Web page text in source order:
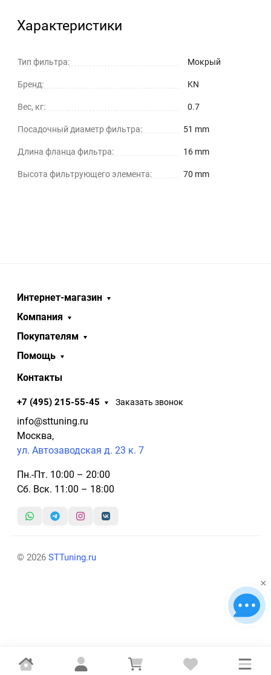
Характеристики
Тип фильтра: Мокрый
Бренд: KN
Вес, кг: 0.7
Посадочный диаметр фильтра: 51 mm
Длина фланца фильтра: 16 mm
Высота фильтрующего элемента: 70 mm
Интернет-магазин
Компания
Покупателям
Помощь
Контакты
+7 (495) 215-55-45 Заказать звонок
info@sttuning.ru
Москва,
ул. Автозаводская д. 23 к. 7
Пн.-Пт. 10:00 – 20:00
Сб. Вск. 11:00 – 18:00
© 2026 STTuning.ru
×